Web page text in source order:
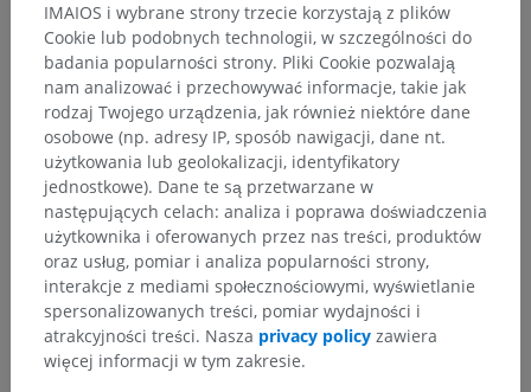
IMAIOS i wybrane strony trzecie korzystają z plików
Cookie lub podobnych technologii, w szczególności do
badania popularności strony. Pliki Cookie pozwalają
nam analizować i przechowywać informacje, takie jak
rodzaj Twojego urządzenia, jak również niektóre dane
osobowe (np. adresy IP, sposób nawigacji, dane nt.
użytkowania lub geolokalizacji, identyfikatory
jednostkowe). Dane te są przetwarzane w
następujących celach: analiza i poprawa doświadczenia
użytkownika i oferowanych przez nas treści, produktów
oraz usług, pomiar i analiza popularności strony,
interakcje z mediami społecznościowymi, wyświetlanie
spersonalizowanych treści, pomiar wydajności i
atrakcyjności treści. Nasza privacy policy zawiera
więcej informacji w tym zakresie.